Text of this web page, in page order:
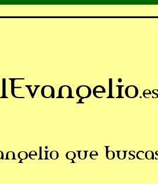
.es
que